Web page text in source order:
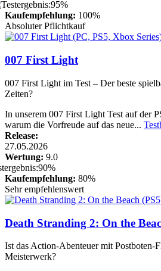
Kaufempfehlung: 100%
Absoluter Pflichtkauf
007 First Light
007 First Light im Test – Der beste
Zeiten?
In unserem 007 First Light Test auf der
warum die Vorfreude auf das neue...
Release:
27.05.2026
Wertung: 9.0
Kaufempfehlung: 80%
Sehr empfehlenswert
Death Stranding 2: On the
Ist das Action-Abenteuer mit Postboten-
Meisterwerk?